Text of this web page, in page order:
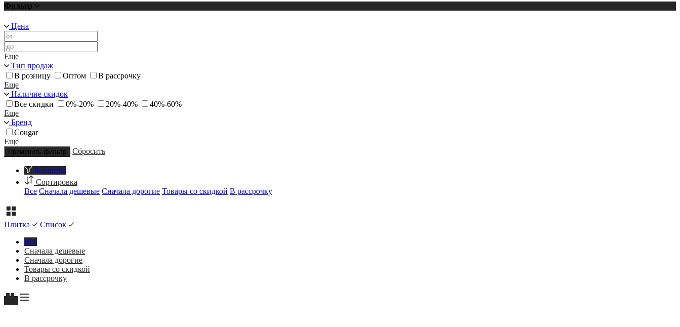
Фильтр
Цена
Еще
Тип продаж
В розницу
Оптом
В рассрочку
Еще
Наличие скидок
Все скидки
0%-20% 20%-40%
40%-60%
Еще
Бренд
Cougar
Еще
Применить фильтр Сбросить
Фильтры
Сортировка
Все Сначала дешевые Сначала дорогие Товары со скидкой В рассрочку
Плитка
Список
Все
Сначала дешевые
Сначала дорогие
Товары со скидкой
В рассрочку